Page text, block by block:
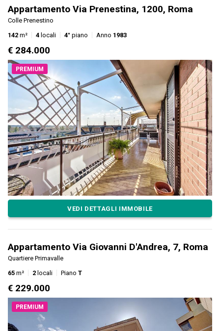
Appartamento Via Prenestina, 1200, Roma
Colle Prenestino
142 m² 4 locali 4° piano Anno 1983
€ 284.000
PREMIUM
VEDI DETTAGLI IMMOBILE
Appartamento Via Giovanni D'Andrea, 7, Roma
Quartiere Primavalle
65 m² 2 locali Piano T
€ 229.000
PREMIUM